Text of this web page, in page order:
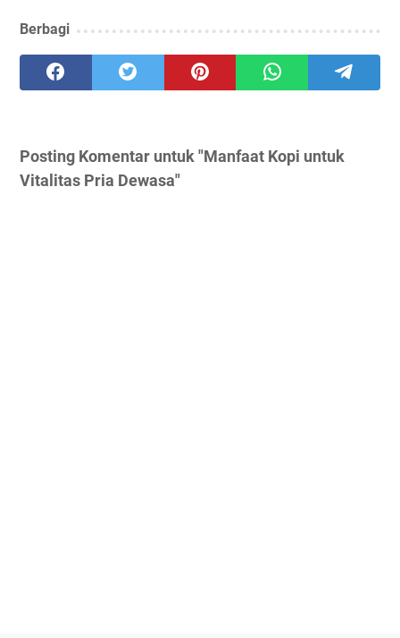
Berbagi
Posting Komentar untuk "Manfaat Kopi untuk
Vitalitas Pria Dewasa"